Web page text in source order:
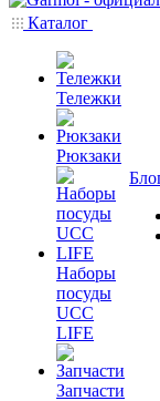
Каталог
Тележки
Рюкзаки
Наборы
посуды
UCC
LIFE
Запчасти